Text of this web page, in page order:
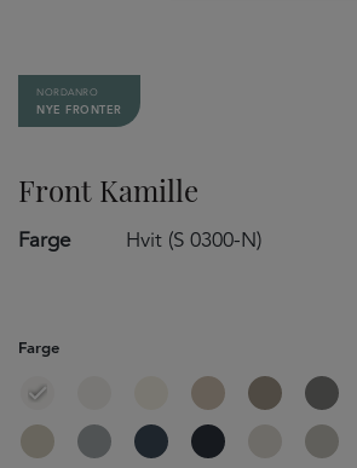
Front Kamille
NORDANRO
NYE FRONTER
Farge Hvit (S 0300-N)
Farge